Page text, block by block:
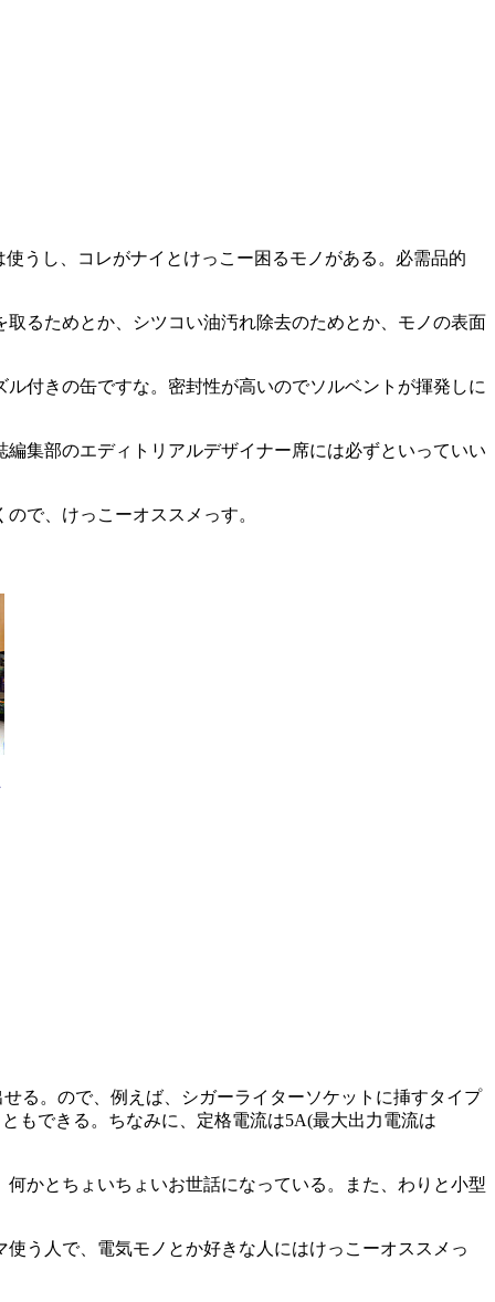
うし、コレがナイとけっこー困るモノがある。必需品的
るためとか、シツコい油汚れ除去のためとか、モノの表面
ル付きの缶ですな。密封性が高いのでソルベントが揮発しに
集部のエディトリアルデザイナー席には必ずといっていい
で、けっこーオススメっす。
る。ので、例えば、シガーライターソケットに挿すタイプ
もできる。ちなみに、定格電流は5A(最大出力電流は
かとちょいちょいお世話になっている。また、わりと小型
う人で、電気モノとか好きな人にはけっこーオススメっ